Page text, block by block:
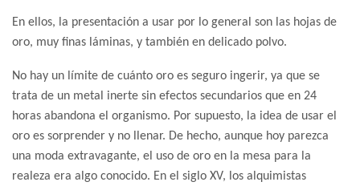
En ellos, la presentación a usar por lo general son las hojas de
oro, muy finas láminas, y también en delicado polvo.
No hay un límite de cuánto oro es seguro ingerir, ya que se
trata de un metal inerte sin efectos secundarios que en 24
horas abandona el organismo. Por supuesto, la idea de usar el
oro es sorprender y no llenar. De hecho, aunque hoy parezca
una moda extravagante, el uso de oro en la mesa para la
realeza era algo conocido. En el siglo XV, los alquimistas